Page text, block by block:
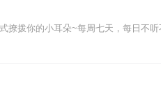
撩拨你的小耳朵~每周七天，每日不听